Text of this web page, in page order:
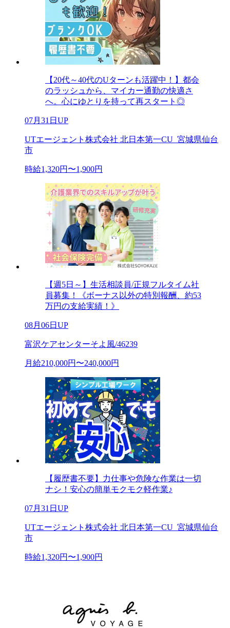
【20代～40代のUターンも活躍中！】都会
のラッシュから、マイカー通勤の快適さ
へ。心にゆとりを持って再スタート◎
07月31日UP
UTエージェント株式会社 北日本第一CU_宮城県仙台
市
時給1,320円〜1,900円
【週5日～】生活相談員/正規フルタイム社
員募集！《ボーナス以外の特別報酬、約53
万円の支給実績！》
08月06日UP
富沢ケアセンターそよ風/46239
月給210,000円〜240,000円
【履歴書不要】力仕事や危険な作業は一切
ナシ！安心の簡単モクモク軽作業♪
07月31日UP
UTエージェント株式会社 北日本第一CU_宮城県仙台
市
時給1,320円〜1,900円